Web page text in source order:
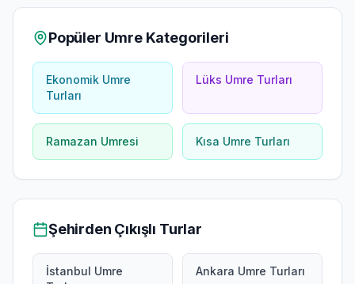
Popüler Umre Kategorileri
Ekonomik Umre
Turları
Lüks Umre Turları
Ramazan Umresi Kısa Umre Turları
Şehirden Çıkışlı Turlar
İstanbul Umre
Ankara Umre Turları